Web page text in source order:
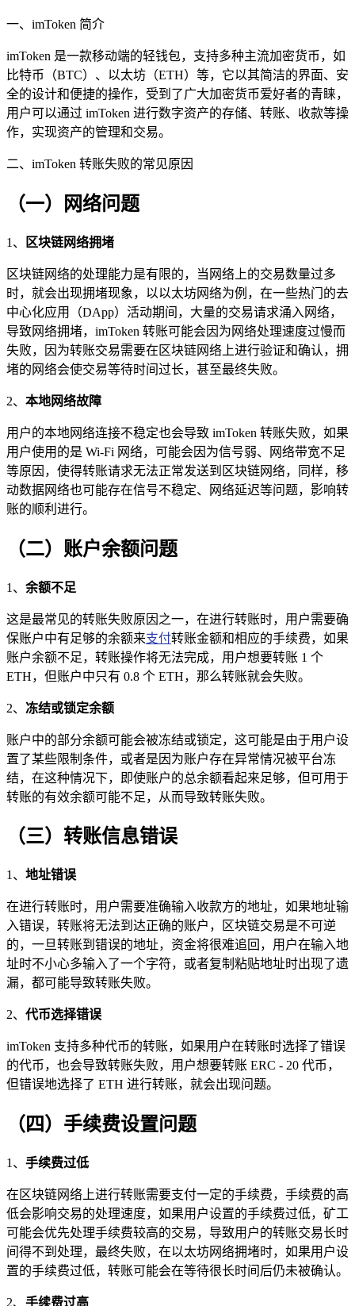
一、imToken 简介
imToken 是一款移动端的轻钱包，支持多种主流加密货币，如
比特币（BTC）、以太坊（ETH）等，它以其简洁的界面、安
全的设计和便捷的操作，受到了广大加密货币爱好者的青睐，
用户可以通过 imToken 进行数字资产的存储、转账、收款等操
作，实现资产的管理和交易。
二、imToken 转账失败的常见原因
（一）网络问题
1、 区块链网络拥堵
区块链网络的处理能力是有限的，当网络上的交易数量过多
时，就会出现拥堵现象，以以太坊网络为例，在一些热门的去
中心化应用（DApp）活动期间，大量的交易请求涌入网络，
导致网络拥堵，imToken 转账可能会因为网络处理速度过慢而
失败，因为转账交易需要在区块链网络上进行验证和确认，拥
堵的网络会使交易等待时间过长，甚至最终失败。
2、 本地网络故障
用户的本地网络连接不稳定也会导致 imToken 转账失败，如果
用户使用的是 Wi-Fi 网络，可能会因为信号弱、网络带宽不足
等原因，使得转账请求无法正常发送到区块链网络，同样，移
动数据网络也可能存在信号不稳定、网络延迟等问题，影响转
账的顺利进行。
（二）账户余额问题
1、 余额不足
这是最常见的转账失败原因之一，在进行转账时，用户需要确
保账户中有足够的余额来支付转账金额和相应的手续费，如果
账户余额不足，转账操作将无法完成，用户想要转账 1 个
ETH，但账户中只有 0.8 个 ETH，那么转账就会失败。
2、 冻结或锁定余额
账户中的部分余额可能会被冻结或锁定，这可能是由于用户设
置了某些限制条件，或者是因为账户存在异常情况被平台冻
结，在这种情况下，即使账户的总余额看起来足够，但可用于
转账的有效余额可能不足，从而导致转账失败。
（三）转账信息错误
1、 地址错误
在进行转账时，用户需要准确输入收款方的地址，如果地址输
入错误，转账将无法到达正确的账户，区块链交易是不可逆
的，一旦转账到错误的地址，资金将很难追回，用户在输入地
址时不小心多输入了一个字符，或者复制粘贴地址时出现了遗
漏，都可能导致转账失败。
2、 代币选择错误
imToken 支持多种代币的转账，如果用户在转账时选择了错误
的代币，也会导致转账失败，用户想要转账 ERC - 20 代币，
但错误地选择了 ETH 进行转账，就会出现问题。
（四）手续费设置问题
1、 手续费过低
在区块链网络上进行转账需要支付一定的手续费，手续费的高
低会影响交易的处理速度，如果用户设置的手续费过低，矿工
可能会优先处理手续费较高的交易，导致用户的转账交易长时
间得不到处理，最终失败，在以太坊网络拥堵时，如果用户设
置的手续费过低，转账可能会在等待很长时间后仍未被确认。
2、 手续费过高